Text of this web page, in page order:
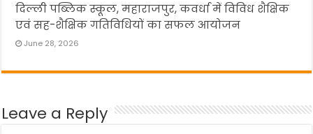
दिल्ली पब्लिक स्कूल, महाराजपुर, कवर्धा में विविध शैक्षिक
एवं सह-शैक्षिक गतिविधियों का सफल आयोजन
June 28, 2026
Leave a Reply